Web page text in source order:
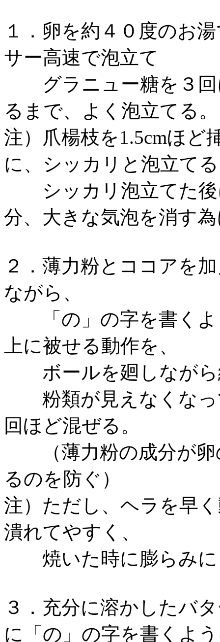
１．卵を約４０度のお
サー高速で泡立て
グラニュー糖を３回
るまで、よく泡立て
注）爪楊枝を1.5cmほど
に、シッカリと泡立て
シッカリ泡立てた後
分、大きな気泡を消す
２．薄力粉とココアを
ながら、
「の」の字を書くよ
上に被せる動作を、
ボールを廻しながら
粉類が見えなくなっ
回ほど混ぜる。
（薄力粉の成分が卵
るのを防ぐ）
注）ただし、ヘラを早
潰れてやすく、
焼いた時に膨らみに
３．充分に溶かしたバ
に「の」の字を書くよ